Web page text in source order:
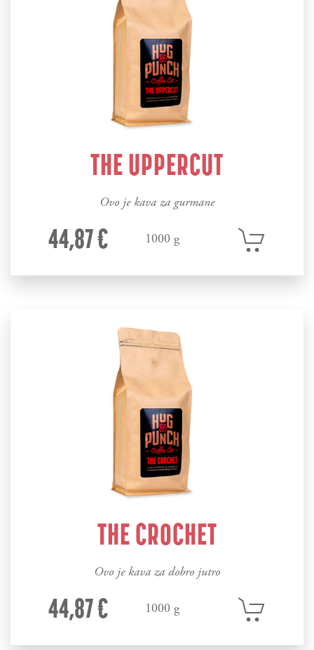
THE UPPERCUT
Ovo je kava za gurmane
44,87 € 1000 g
THE CROCHET
Ovo je kava za dobro jutro
44,87 € 1000 g